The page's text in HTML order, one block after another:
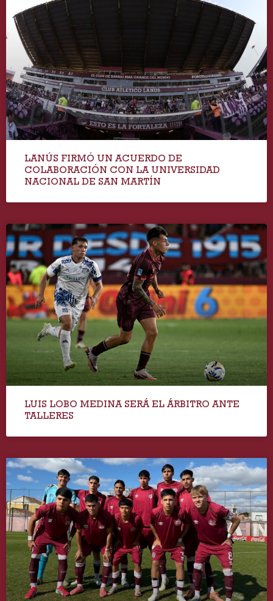
LANÚS FIRMÓ UN ACUERDO DE
COLABORACIÓN CON LA UNIVERSIDAD
NACIONAL DE SAN MARTÍN
LUIS LOBO MEDINA SERÁ EL ÁRBITRO ANTE
TALLERES